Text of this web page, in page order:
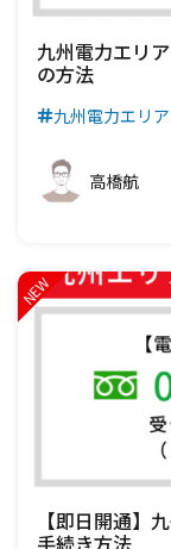
九州電力エリ
の方法
九州電力エリア
高橋航
【即日開通】
手続き方法